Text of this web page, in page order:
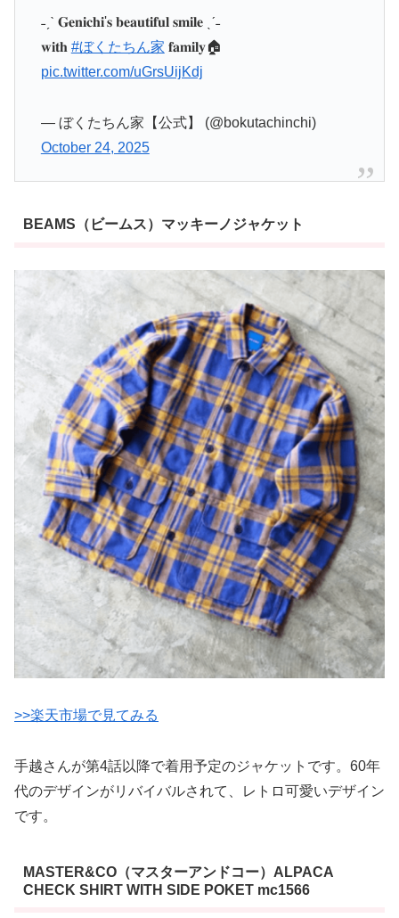
˗ˏˋ 𝐆𝐞𝐧𝐢𝐜𝐡𝐢'𝐬 𝐛𝐞𝐚𝐮𝐭𝐢𝐟𝐮𝐥 𝐬𝐦𝐢𝐥𝐞 ˎˊ˗
𝐰𝐢𝐭𝐡 #ぼくたちん家 𝐟𝐚𝐦𝐢𝐥𝐲🏠
pic.twitter.com/uGrsUijKdj
— ぼくたちん家【公式】 (@bokutachinchi)
October 24, 2025
BEAMS（ビームス）マッキーノジャケット
>>楽天市場で見てみる
手越さんが第4話以降で着用予定のジャケットです。60年
代のデザインがリバイバルされて、レトロ可愛いデザイン
です。
MASTER&CO（マスターアンドコー）ALPACA
CHECK SHIRT WITH SIDE POKET mc1566